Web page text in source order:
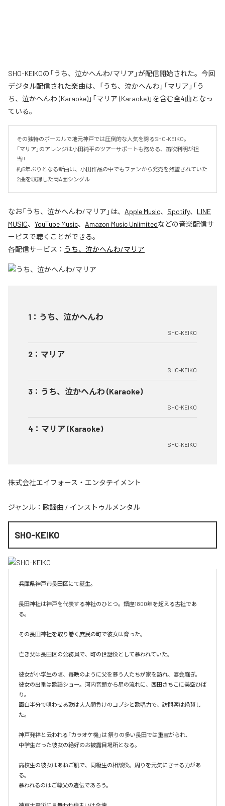
SHO-KEIKOの「うち、泣かへんわ/マリア」が配信開始された。今回
デジタル配信された楽曲は、「うち、泣かへんわ」「マリア」「う
ち、泣かへんわ (Karaoke)」「マリア (Karaoke)」を含む全4曲となっ
ている。
その独特のボーカルで地元神戸では圧倒的な人気を誇るSHO-KEIKO。
「マリア」のアレンジは小田純平のツアーサポートも務める、笛吹利明が担
当!!
約5年ぶりとなる新曲は、小田作品の中でもファンから発売を熱望されていた
2曲を収録した両A面シングル
なお「うち、泣かへんわ/マリア 」は、 Apple Music、 Spotify、 LINE
MUSIC、 YouTube Music、 Amazon Music Unlimitedなどの音楽配信サ
ービスで聴くことができる。
各配信サービス： うち、泣かへんわ/マリア
1 ： うち、泣かへんわ
SHO-KEIKO
2 ： マリア
SHO-KEIKO
3 ： うち、泣かへんわ (Karaoke)
SHO-KEIKO
4 ： マリア (Karaoke)
SHO-KEIKO
株式会社エイフォース・エンタテイメント
ジャンル： 歌謡曲 / インストゥルメンタル
SHO-KEIKO
兵庫県神戸市長田区にて誕生。
長田神社は神戸を代表する神社のひとつ。鎮座1800年を超える古社であ
る。
その長田神社を取り巻く庶民の町で彼女は育った。
亡き父は長田区の公務員で、町の世話役として慕われていた。
彼女が小学生の頃、毎晩のように父を慕う人たちが家を訪れ、宴会騒ぎ。
彼女の出番は歌謡ショー。河内音頭から星の流れに、西田さちこに美空ひば
り。
面白半分で唄わせる歌は大人顔負けのコブシと歌唱力で、訪問客は絶賛し
た。
神戸発祥と云われる「カラオケ機｣は 祭りの多い長田では重宝がられ、
中学生だった彼女の絶好のお披露目場所となる。
高校生の彼女はあねご肌で、同級生の相談役。周りを元気にさせる力があ
る。
慕われるのはご尊父の遺伝であろう。